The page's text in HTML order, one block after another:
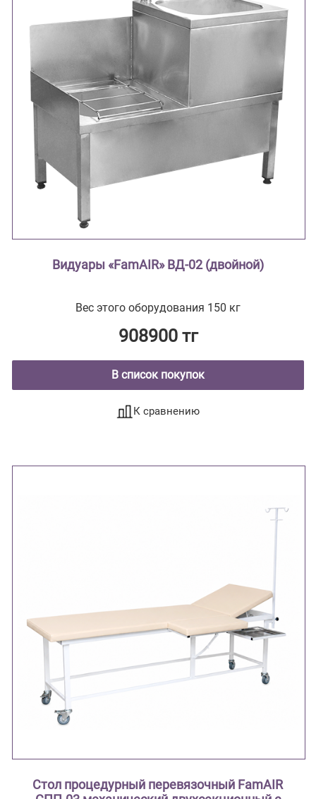
Видуары «FamAIR» ВД-02 (двойной)
Вес этого оборудования 150 кг
908900 тг
В список покупок
К сравнению
Стол процедурный перевязочный FamAIR